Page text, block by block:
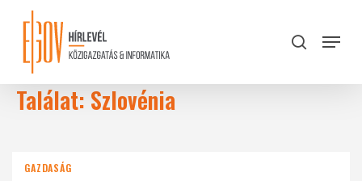
content
search
Menu
Találat: Szlovénia
GAZDASÁG
Close